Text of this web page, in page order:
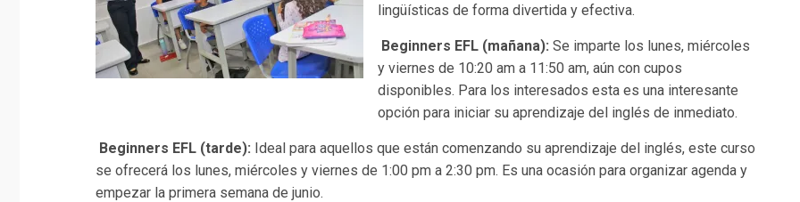
lingüísticas de forma divertida y efectiva.
Beginners EFL (mañana): Se imparte los lunes, miércoles
y viernes de 10:20 am a 11:50 am, aún con cupos
disponibles. Para los interesados esta es una interesante
opción para iniciar su aprendizaje del inglés de inmediato.
Beginners EFL (tarde): Ideal para aquellos que están comenzando su aprendizaje del inglés, este curso
se ofrecerá los lunes, miércoles y viernes de 1:00 pm a 2:30 pm. Es una ocasión para organizar agenda y
empezar la primera semana de junio.